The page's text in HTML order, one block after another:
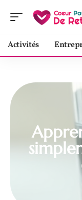
Activités